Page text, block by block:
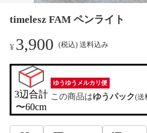
timelesz FAM ペンライト
¥3,900 (税込) 送料込み
3辺合計
〜60cm
ゆうゆうメルカリ便
この商品はゆうパック(送